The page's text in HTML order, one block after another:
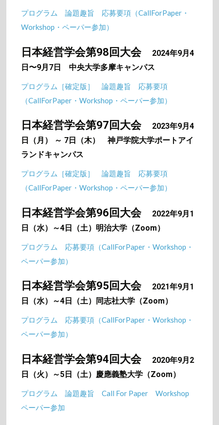
プログラム 論題趣旨
応募要項（CallForPaper・
Workshop・ペーパー参加）
日本経営学会第98回大会
2024年9月4
日〜9月7日 中央大学多摩キャンパス
プログラム［確定版］ 論題趣旨
応募要項
（CallForPaper・Workshop・ペーパー参加）
日本経営学会第97回大会
2023年9月4
日（月） ～ 7日（木）神戸学院大学ポートアイ
ランドキャンパス
プログラム［確定版］ 論題趣旨
応募要項
（CallForPaper・Workshop・ペーパー参加）
日本経営学会第96回大会
2022年9月1
日（水）～4日（土）明治大学（Zoom）
プログラム
応募要項（CallForPaper・Workshop・
ペーパー参加）
日本経営学会第95回大会
2021年9月1
日（水）～4日（土）同志社大学（Zoom）
プログラム
応募要項（CallForPaper・Workshop・
ペーパー参加）
日本経営学会第94回大会
2020年9月2
日（火）～5日（土）慶應義塾大学（Zoom）
プログラム 論題趣旨 Call For Paper
Workshop
ペーパー参加